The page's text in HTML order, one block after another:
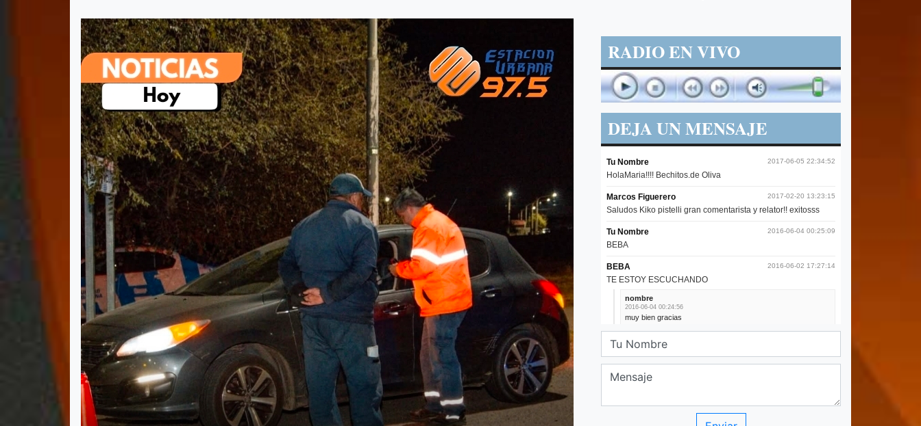
RADIO EN VIVO
DEJA UN MENSAJE